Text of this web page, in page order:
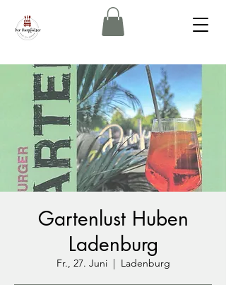
Gartenlust Huben
Ladenburg
Fr., 27. Juni
  |
Ladenburg